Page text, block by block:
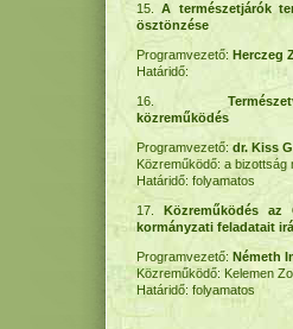
15.A természetjárók
ösztönzése
Programvezető: Herczeg
Határidő:
16.
közreműködés
Programvezető: dr. Kiss
Közreműködő: a bizottság
Határidő: folyamatos
17. Közreműködés az
kormányzati feladatait
Programvezető: Németh
Közreműködő: Kelemen
Határidő: folyamatos